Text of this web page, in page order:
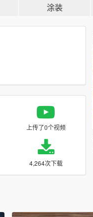
涂装
上传了0个视频
4,264次下载